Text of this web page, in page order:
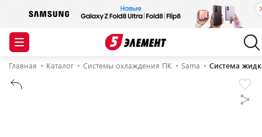
Главная Каталог Системы охлаждения ПК Sama Система